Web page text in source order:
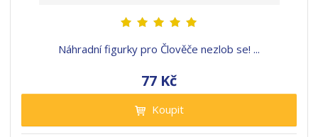
Náhradní figurky pro Člověče nezlob se! ...
77 Kč
Koupit